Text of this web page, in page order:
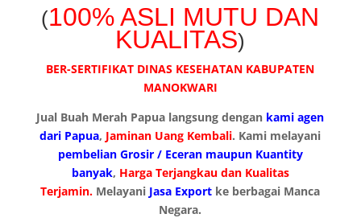
(100% ASLI MUTU DAN
KUALITAS)
BER-SERTIFIKAT DINAS KESEHATAN KABUPATEN
MANOKWARI
Jual Buah Merah Papua langsung dengan kami agen
dari Papua, Jaminan Uang Kembali. Kami melayani
pembelian Grosir / Eceran maupun Kuantity
banyak, Harga Terjangkau dan Kualitas
Terjamin. Melayani Jasa Export ke berbagai Manca
Negara.